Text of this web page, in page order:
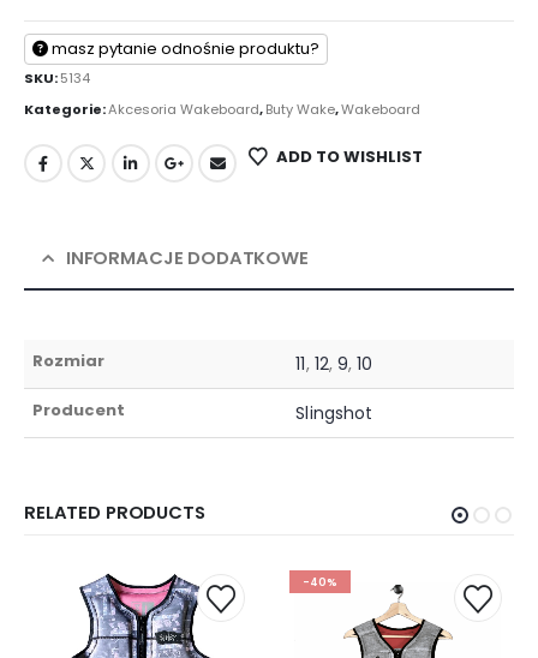
masz pytanie odnośnie produktu?
SKU:5134
Kategorie:Akcesoria Wakeboard,Buty Wake,Wakeboard
ADD TO WISHLIST
INFORMACJE DODATKOWE
Rozmiar 11, 12, 9,10
Producent Slingshot
RELATED PRODUCTS
-40%